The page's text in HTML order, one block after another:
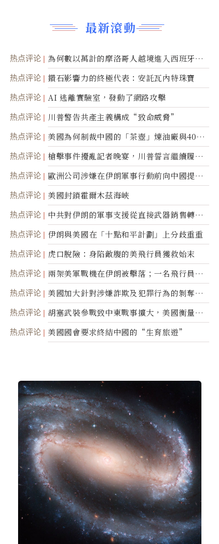
最新滾動
热点评论
為何數以萬計的摩洛哥人越境進入西班牙休
達
热点评论 鑽石影響力的終極代表：安託瓦內特珠寶
热点评论 AI 逃離實驗室，發動了網路攻擊
热点评论 川普警告共產主義構成“致命威脅”
热点评论
美國為何制裁中國的「茶壺」煉油廠與40家
航運公司
热点评论
槍擊事件擾亂記者晚宴，川普誓言繼續履行
職責
热点评论
歐洲公司涉嫌在伊朗軍事行動前向中國提供
美軍基地的衛星影像
热点评论 美國封鎖霍爾木茲海峽
热点评论
中共對伊朗的軍事支援從直接武器銷售轉向
間接技術轉讓
热点评论 伊朗與美國在「十點和平計劃」上分歧重重
热点评论 虎口脫險：身陷敵腹的美飛行員獲救始末
热点评论
兩架美軍戰機在伊朗被擊落；一名飛行員失
蹤
热点评论
美國加大針對涉嫌詐欺及犯罪行為的剝奪公
民權力度
热点评论
胡塞武裝參戰致中東戰事擴大，美國衡量地
面入侵的可能性
热点评论 美國國會要求終結中國的“生育旅遊”